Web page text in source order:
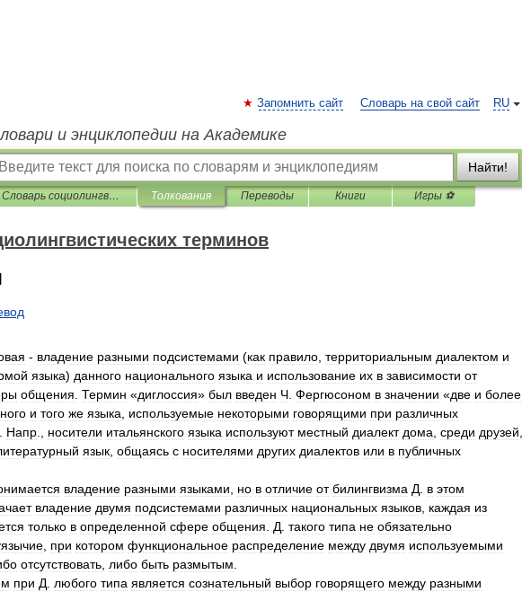
RU
Запомнить сайт Словарь на свой сайт
и энциклопедии на Академике
Найти!
Словарь социолингвистических терминов Толкования Переводы Книги Игры ⚽
терминов
- владение разными подсистемами (как правило территориальным диалектом и
языка) данного национального языка и использование их в зависимости от
общения Термин «диглоссия» был введен Ч Фергюсоном в значении «две и более
и того же языка используемые некоторыми говорящими при различных
Напр носители итальянского языка используют местный диалект дома среди друзей
язык общаясь с носителями других диалектов или в публичных
владение разными языками но в отличие от билингвизма Д в этом
владение двумя подсистемами различных национальных языков каждая из
только в определенной сфере общения Д такого типа не обязательно
при котором функциональное распределение между двумя используемыми
отсутствовать либо быть размытым
при Д любого типа является сознательный выбор говорящего между разными